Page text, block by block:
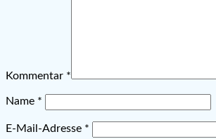
Kommentar *
Name *
E-Mail-Adresse *